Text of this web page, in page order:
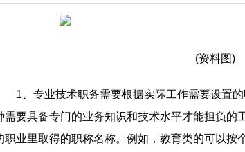
(资料图)
1、专业技术职务需要根据实际工作需要设置
需要具备专门的业务知识和技术水平才能担负的
职业里取得的职称名称。例如，教育类的可以按